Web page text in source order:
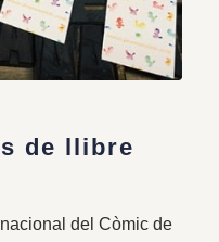
de llibre
del Còmic de